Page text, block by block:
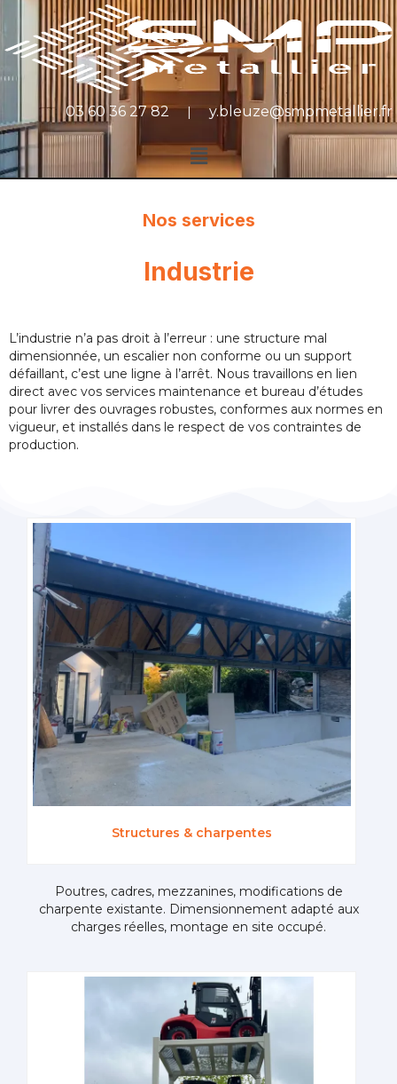
03 60 36 27 82|y.bleuze@smpmetallier.fr
Nos services
Industrie
L’industrie n’a pas droit à l’erreur : une structure mal
dimensionnée, un escalier non conforme ou un support
défaillant, c’est une ligne à l’arrêt. Nous travaillons en lien
direct avec vos services maintenance et bureau d’études
pour livrer des ouvrages robustes, conformes aux normes en
vigueur, et installés dans le respect de vos contraintes de
production.
Structures & charpentes
Poutres, cadres, mezzanines, modifications de
charpente existante. Dimensionnement adapté aux
charges réelles, montage en site occupé.